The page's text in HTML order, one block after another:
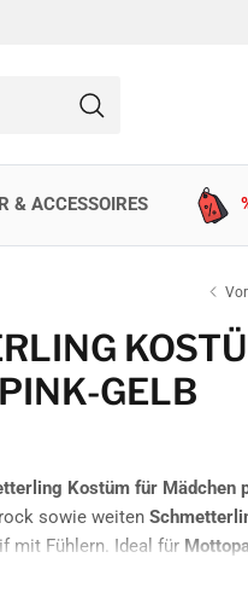
& ACCESSOIRES
GELB
Kostüm für Mädchen
sowie weiten
mit Fühlern. Ideal für